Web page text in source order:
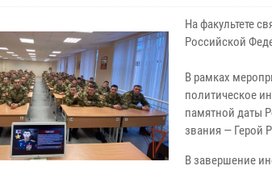
На факультете
Российской
В рамках
политическое
памятной даты
звания — Герой
В завершение